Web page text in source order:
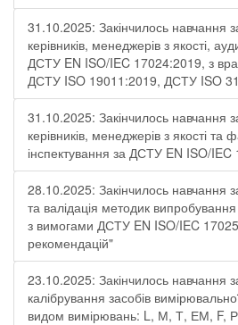
31.10.2025: Закінчилось навчання
керівників, менеджерів з якості,
ДСТУ EN ISO/IEC 17024:2019, з
ДСТУ ISO 19011:2019, ДСТУ ISO
31.10.2025: Закінчилось навчання
керівників, менеджерів з якості та
інспектування за ДСТУ EN ISO/
28.10.2025: Закінчилось навчання
та валідація методик випробування
з вимогами ДСТУ EN ISO/IEC
рекомендацій"
23.10.2025: Закінчилось навчання
калібрування засобів
видом вимірювань: L, М, Т, ЕМ, F,